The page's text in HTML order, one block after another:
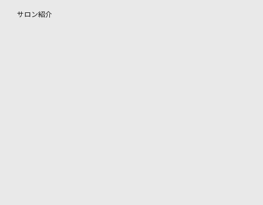
サロン紹介